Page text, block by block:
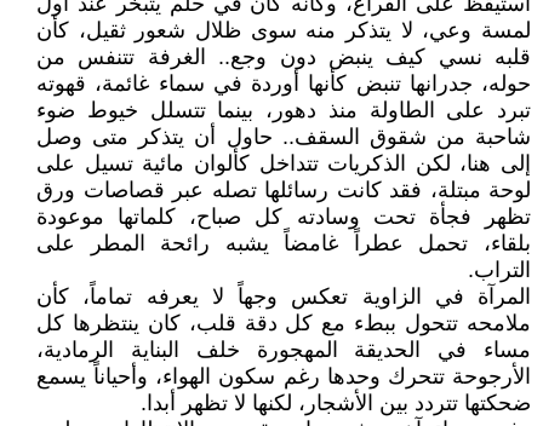
لمسة وعي، لا يتذكر منه سوى ظلال شعور ثقيل، كأن
قلبه نسي كيف ينبض دون وجع.. الغرفة تتنفس من
حوله، جدرانها تنبض كأنها أوردة في سماء غائمة، قهوته
تبرد على الطاولة منذ دهور، بينما تتسلل خيوط ضوء
شاحبة من شقوق السقف.. حاول أن يتذكر متى وصل
إلى هنا، لكن الذكريات تتداخل كألوان مائية تسيل على
لوحة مبتلة، فقد كانت رسائلها تصله عبر قصاصات ورق
تظهر فجأة تحت وسادته كل صباح، كلماتها موعودة
بلقاء، تحمل عطراً غامضاً يشبه رائحة المطر على
التراب.
المرآة في الزاوية تعكس وجهاً لا يعرفه تماماً، كأن
ملامحه تتحول ببطء مع كل دقة قلب، كان ينتظرها كل
مساء في الحديقة المهجورة خلف البناية الرمادية،
الأرجوحة تتحرك وحدها رغم سكون الهواء، وأحياناً يسمع
ضحكتها تتردد بين الأشجار، لكنها لا تظهر أبدا.